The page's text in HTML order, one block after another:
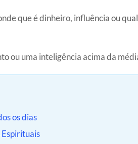
que é dinheiro, influência ou
ou uma inteligência acima da
os dias